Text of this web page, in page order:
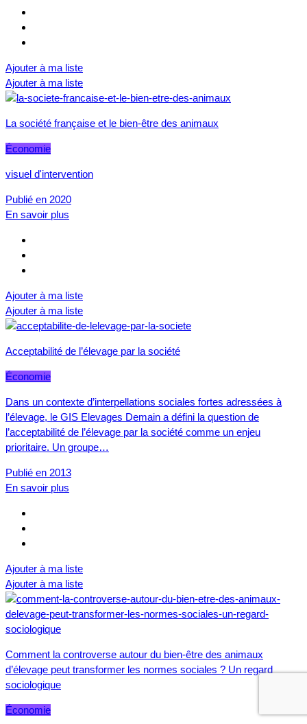
Ajouter à ma liste
Ajouter à ma liste
La société française et le bien-être des animaux
Économie
visuel d'intervention
Publié en 2020
En savoir plus
Ajouter à ma liste
Ajouter à ma liste
Acceptabilité de l’élevage par la société
Économie
Dans un contexte d’interpellations sociales fortes adressées à
l’élevage, le GIS Elevages Demain a défini la question de
l’acceptabilité de l’élevage par la société comme un enjeu
prioritaire. Un groupe…
Publié en 2013
En savoir plus
Ajouter à ma liste
Ajouter à ma liste
Comment la controverse autour du bien-être des animaux
d’élevage peut transformer les normes sociales ? Un regard
sociologique
Économie